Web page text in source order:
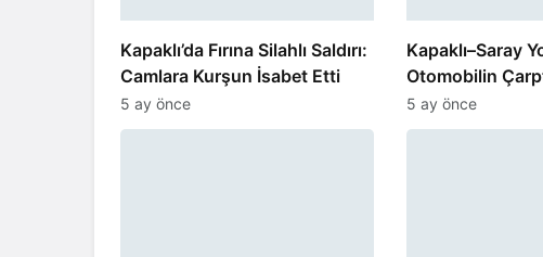
Kapaklı’da Fırına Silahlı Saldırı:
Camlara Kurşun İsabet Etti
5 ay önce
Kapaklı–Saray
Otomobilin
Yaralandı
5 ay önce